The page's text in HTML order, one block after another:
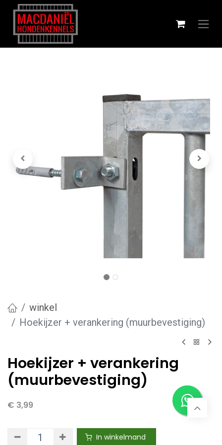
winkel
Hoekijzer + verankering (muurbevestiging)
Hoekijzer + verankering
(muurbevestiging)
€ 3,99
In winkelmand